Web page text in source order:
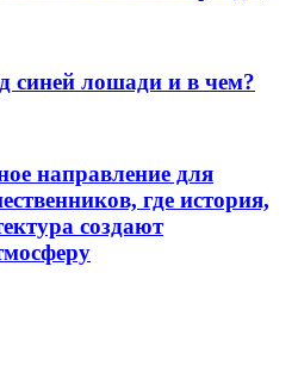
синей лошади и в чем?
направление для
где история,
создают